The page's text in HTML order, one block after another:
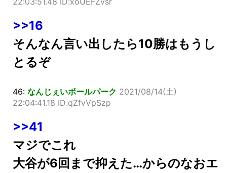
>>16
そんなん言い出したら10勝はもうし
とるぞ
46: なんじぇいボールパーク 2021/08/14(土)
22:04:41.18 ID:qZfvVpSzp
>>41
マジでこれ
大谷が6回まで抑えた…からのなおエ